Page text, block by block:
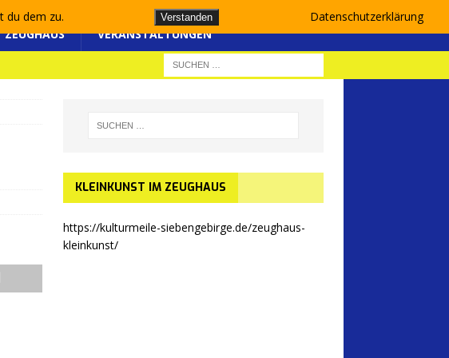
ZEUGHAUS VERANSTALTUNGEN
KLEINKUNST IM ZEUGHAUS
https://kulturmeile-siebengebirge.de/zeughaus-
kleinkunst/
du dem zu. Verstanden Datenschutzerklärung